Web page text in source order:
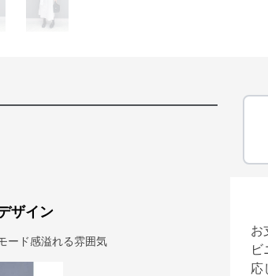
ザイン
ード感溢れる雰囲気
お
ビ
応